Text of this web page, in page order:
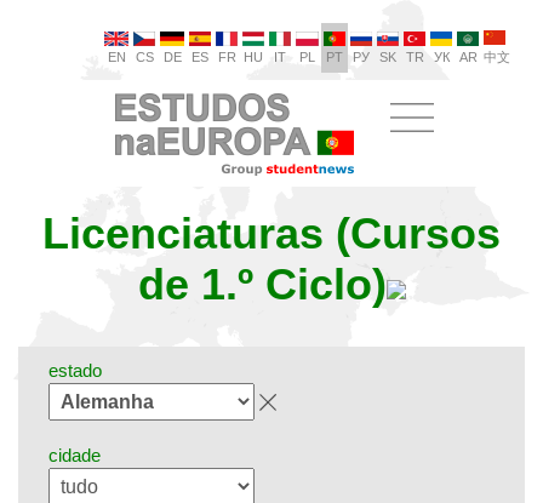
EN CS DE ES FR HU IT PL PT РУ SK TR УК AR 中文
Licenciaturas (Cursos
de 1.º Ciclo)
estado
cidade